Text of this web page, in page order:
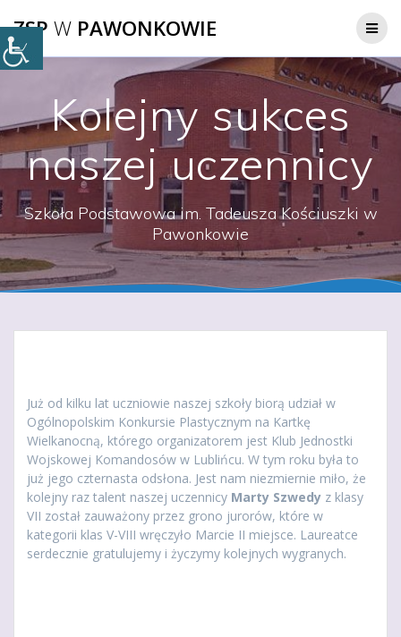
do
ZSP W PAWONKOWIE
Kolejny sukces
naszej uczennicy
Szkoła Podstawowa im. Tadeusza Kościuszki w
Pawonkowie
Już od kilku lat uczniowie naszej szkoły biorą udział w
Ogólnopolskim Konkursie Plastycznym na Kartkę
Wielkanocną, którego organizatorem jest Klub Jednostki
Wojskowej Komandosów w Lublińcu. W tym roku była to
już jego czternasta odsłona. Jest nam niezmiernie miło, że
kolejny raz talent naszej uczennicy Marty Szwedy z klasy
VII został zauważony przez grono jurorów, które w
kategorii klas V-VIII wręczyło Marcie II miejsce. Laureatce
serdecznie gratulujemy i życzymy kolejnych wygranych.